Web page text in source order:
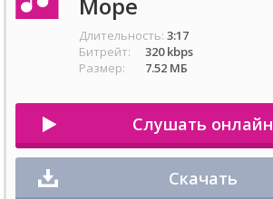
Длительность: 3:17
Битрейт:
320 kbps
Размер:
7.52 МБ
Слушать онлайн
Скачать